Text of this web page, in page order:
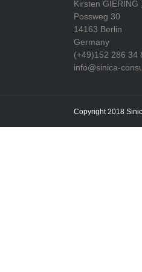
Kirsten GIERING
Possweg 30
14163 Berlin
Germany
(+49)152 286 34
info@sinica-
Copyright 2018